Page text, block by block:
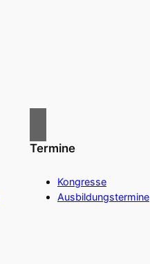
Termine
Kongresse
Ausbildungstermine